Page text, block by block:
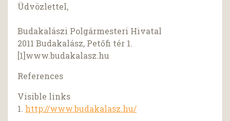
Üdvözlettel,
Budakalászi Polgármesteri Hivatal
2011 Budakalász, Petőfi tér 1.
[1]www.budakalasz.hu
References
Visible links
1. http://www.budakalasz.hu/